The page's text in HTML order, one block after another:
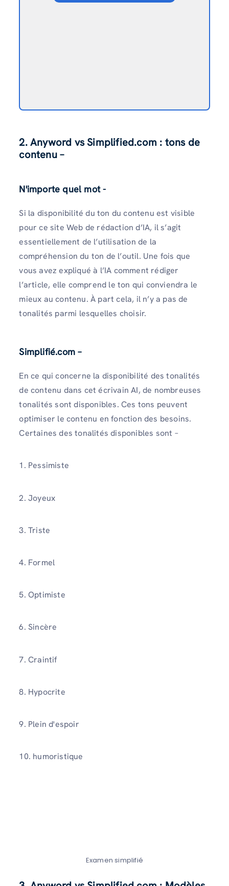
2. Anyword vs Simplified.com : tons de
contenu –
N'importe quel mot -
Si la disponibilité du ton du contenu est visible
pour ce site Web de rédaction d’IA, il s’agit
essentiellement de l’utilisation de la
compréhension du ton de l’outil. Une fois que
vous avez expliqué à l’IA comment rédiger
l’article, elle comprend le ton qui conviendra le
mieux au contenu. À part cela, il n’y a pas de
tonalités parmi lesquelles choisir.
Simplifié.com –
En ce qui concerne la disponibilité des tonalités
de contenu dans cet écrivain AI, de nombreuses
tonalités sont disponibles. Ces tons peuvent
optimiser le contenu en fonction des besoins.
Certaines des tonalités disponibles sont –
1. Pessimiste
2. Joyeux
3. Triste
4. Formel
5. Optimiste
6. Sincère
7. Craintif
8. Hypocrite
9. Plein d'espoir
10. humoristique
Examen simplifié